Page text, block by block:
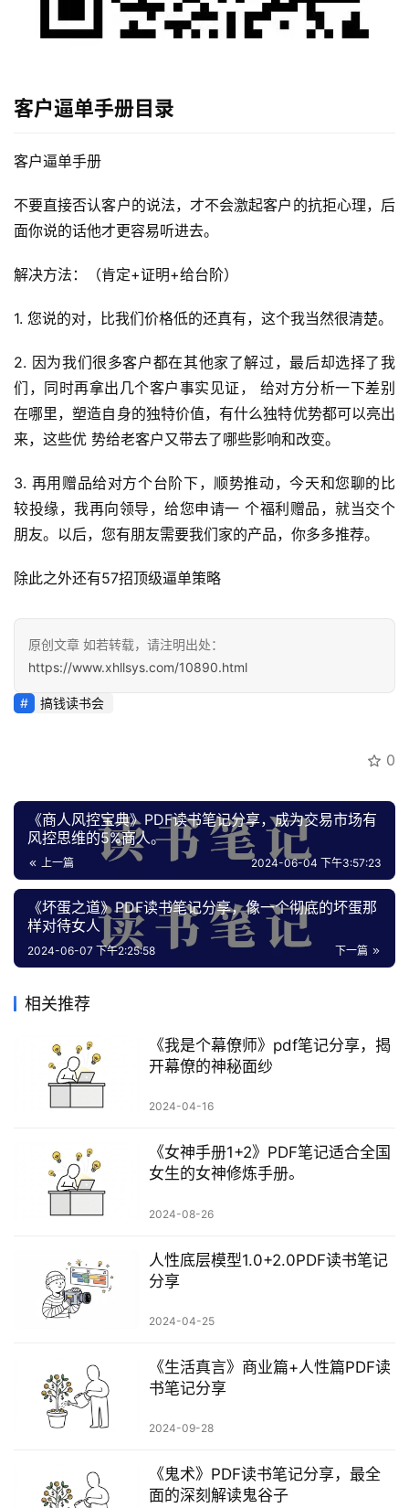
业
讯
开
眼
例
避
指
南
运
百
科
业
源
员
注册
客户逼单手册目录
客户逼单手册
不要直接否认客户的说法，才不会激起客户的抗拒心理，后
面你说的话他才更容易听进去。
解决方法：（肯定+证明+给台阶）
1. 您说的对，比我们价格低的还真有，这个我当然很清楚。
2. 因为我们很多客户都在其他家了解过，最后却选择了我
们，同时再拿出几个客户事实见证， 给对方分析一下差别
在哪里，塑造自身的独特价值，有什么独特优势都可以亮出
来，这些优 势给老客户又带去了哪些影响和改变。
3. 再用赠品给对方个台阶下，顺势推动，今天和您聊的比
较投缘，我再向领导，给您申请一 个福利赠品，就当交个
朋友。以后，您有朋友需要我们家的产品，你多多推荐。
除此之外还有57招顶级逼单策略
原创文章 如若转载，请注明出处：
https://www.xhllsys.com/10890.html
搞钱读书会
0
《商人风控宝典》PDF读书笔记分享，成为交易市场有
风控思维的5%商人。
上一篇 2024-06-04 下午3:57:23
《坏蛋之道》PDF读书笔记分享，像一个彻底的坏蛋那
样对待女人
下一篇
2024-06-07 下午2:25:58
相关推荐
《我是个幕僚师》pdf笔记分享，揭
开幕僚的神秘面纱
2024-04-16
《女神手册1+2》PDF笔记适合全国
女生的女神修炼手册。
2024-08-26
人性底层模型1.0+2.0PDF读书笔记
分享
2024-04-25
《生活真言》商业篇+人性篇PDF读
书笔记分享
2024-09-28
​《鬼术》PDF读书笔记分享，最全
面的深刻解读鬼谷子